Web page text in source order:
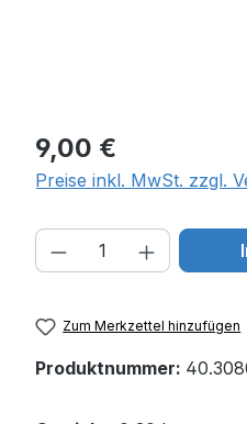
Regulärer Preis:
9,00 €
Preise inkl. MwSt. zzgl.
Produkt Anzahl:
Zum Merkzettel hinzufügen
Produktnummer: